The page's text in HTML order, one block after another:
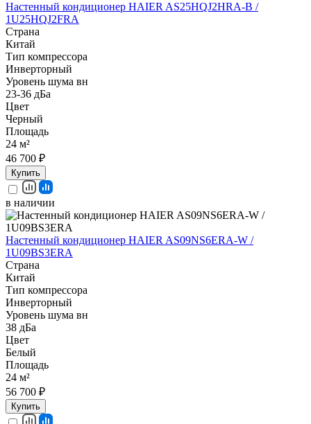
Настенный кондиционер HAIER AS25HQJ2HRA-B /
1U25HQJ2FRA
Страна
Китай
Тип компрессора
Инверторный
Уровень шума вн
23-36 дБа
Цвет
Черный
Площадь
24 м²
46 700 ₽
Купить
в наличии
Настенный кондиционер HAIER AS09NS6ERA-W /
1U09BS3ERA
Страна
Китай
Тип компрессора
Инверторный
Уровень шума вн
38 дБа
Цвет
Белый
Площадь
24 м²
56 700 ₽
Купить